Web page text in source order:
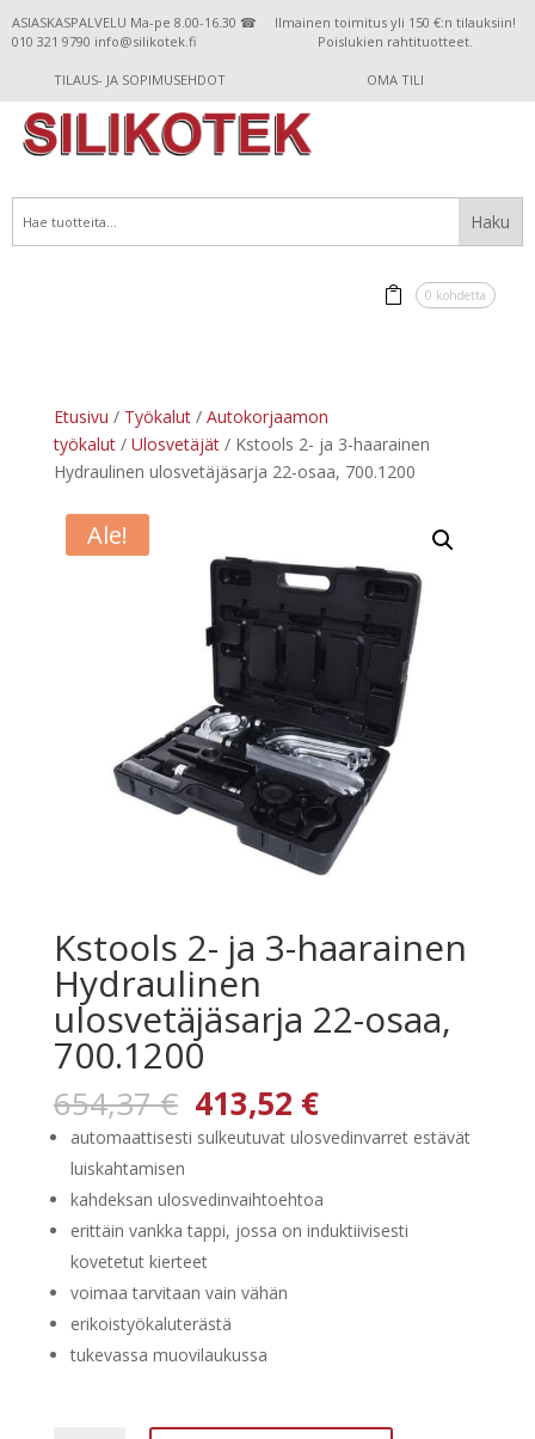
ASIASKASPALVELU Ma-pe 8.00-16.30 ☎
010 321 9790 info@silikotek.fi
Ilmainen toimitus yli 150 €:n tilauksiin!
Poislukien rahtituotteet.
TILAUS- JA SOPIMUSEHDOT OMA TILI
0 kohdetta
Etusivu / Työkalut/ Autokorjaamon
työkalut/ Ulosvetäjät/ Kstools 2- ja 3-haarainen
Hydraulinen ulosvetäjäsarja 22-osaa, 700.1200
Ale!
Kstools 2- ja 3-haarainen
Hydraulinen
ulosvetäjäsarja 22-osaa,
700.1200
654,37€ Alkuperäinen
hinta
oli:
654,37 €.
413,52 €Nykyinen
hinta
on:
413,52 €.
automaattisesti sulkeutuvat ulosvedinvarret estävät
luiskahtamisen
kahdeksan ulosvedinvaihtoehtoa
erittäin vankka tappi, jossa on induktiivisesti
kovetetut kierteet
voimaa tarvitaan vain vähän
erikoistyökaluterästä
tukevassa muovilaukussa